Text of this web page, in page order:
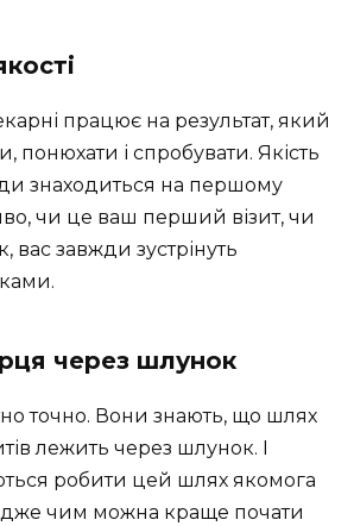
працює на результат, який
понюхати і спробувати. Якість
знаходиться на першому
чи це ваш перший візит, чи
вас завжди зустрінуть
через шлунок
точно. Вони знають, що шлях
лежить через шлунок. І
робити цей шлях якомога
чим можна краще почати